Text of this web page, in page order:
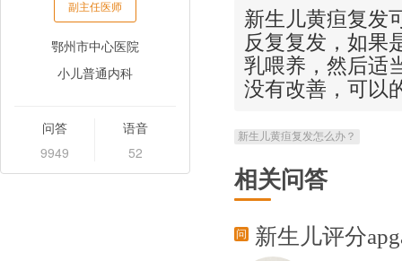
副主任医师
鄂州市中心医院
小儿普通内科
问答
9949
语音
52
新生儿黄疸复发
反复复发，如果
乳喂养，然后适
没有改善，可以
新生儿黄疸复发怎么办？
相关问答
新生儿评分